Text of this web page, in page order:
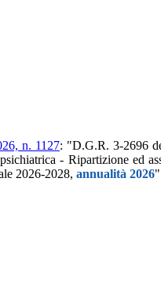
n. 1127: "D.G.R. 3-2696
- Ripartizione ed
2026-2028, annualità 2026